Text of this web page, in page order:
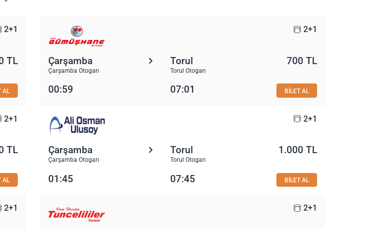
2+1
TL
AL
2+1
Çarşamba
Çarşamba Otogarı
Torul
Torul Otogarı
700 TL
00:59 07:01 BİLET AL
2+1
TL
AL
2+1
Çarşamba
Çarşamba Otogarı
Torul
Torul Otogarı
1.000 TL
01:45 07:45 BİLET AL
2+1 2+1